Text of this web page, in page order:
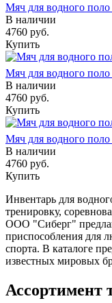
Мяч для водного
В наличии
4760 руб.
Купить
Мяч для водного
В наличии
4760 руб.
Купить
Мяч для водного
В наличии
4760 руб.
Купить
Инвентарь для
тренировку,
ООО "Сиберг"
приспособления для
спорта. В каталоге
известных мировых
Ассортимент